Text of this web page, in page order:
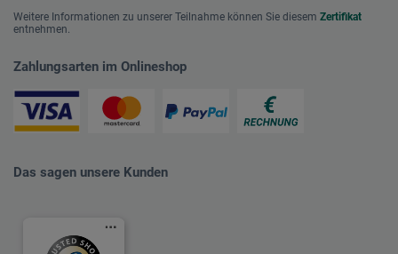
Weitere Informationen zu unserer Teilnahme können Sie diesem Zertifikat
entnehmen.
Zahlungsarten im Onlineshop
Das sagen unsere Kunden